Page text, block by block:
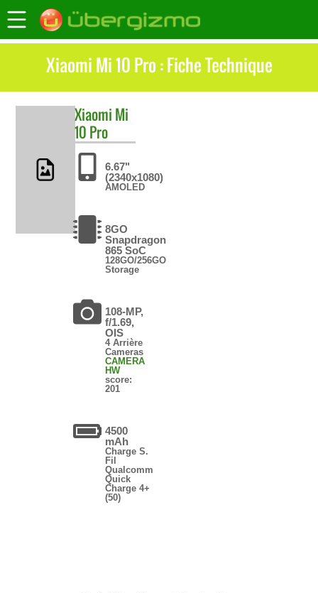
Xiaomi Mi 10 Pro : Fiche Technique
Xiaomi Mi
10 Pro
6.67"
(2340x1080)
AMOLED
8GO
Snapdragon
865 SoC
128GO/256GO
Storage
108-MP,
f/1.69,
OIS
4 Arrière
Cameras
CAMERA
HW
score:
201
4500
mAh
Charge S.
Fil
Qualcomm
Quick
Charge 4+
(50)